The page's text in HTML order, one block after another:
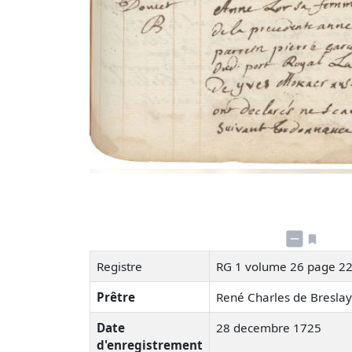
Registre
RG 1 volume 26 page
Prêtre
René Charles de
Date
d'enregistrement
28 decembre 1725